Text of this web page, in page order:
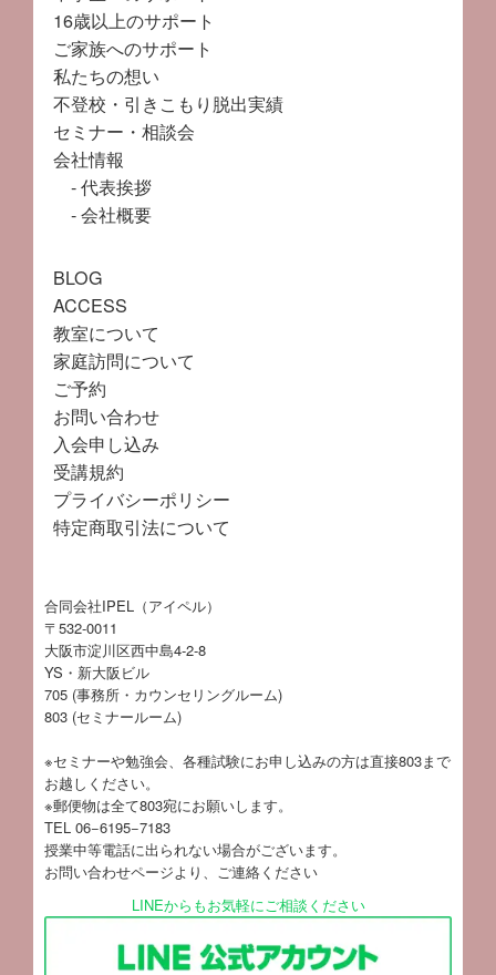
BLOG
ACCESS
教室について
家庭訪問について
ご予約
お問い合わせ
入会申し込み
受講規約
プライバシーポリシー
特定商取引法について
合同会社IPEL（アイペル）
〒532-0011
大阪市淀川区西中島4-2-8
YS・新大阪ビル
705 (事務所・カウンセリングルーム)
803 (セミナールーム)
※セミナーや勉強会、各種試験にお申し込みの方は直接803まで
お越しください。
※郵便物は全て803宛にお願いします。
TEL 06−6195−7183
授業中等電話に出られない場合がございます。
お問い合わせページより、ご連絡ください
LINEからもお気軽にご相談ください
16歳以上のサポート
ご家族へのサポート
私たちの想い
不登校・引きこもり脱出実績
セミナー・相談会
会社情報
代表挨拶
会社概要